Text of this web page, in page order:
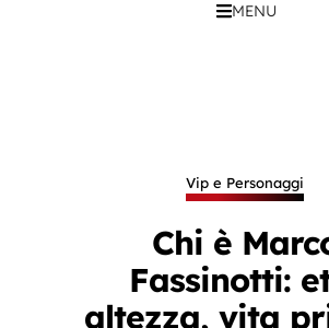
MENU
Vip e Personaggi
Chi è
Fassinotti:
altezza, vita